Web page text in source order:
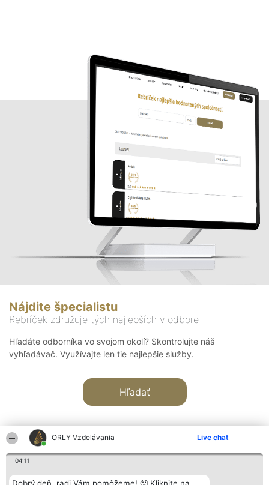
ORLY Vzdelávania Live chat
04:11
Nájdite špecialistu
Rebríček združuje tých najlepších v odbore
Hľadáte odborníka vo svojom okolí? Skontrolujte náš
vyhľadávač. Využívajte len tie najlepšie služby.
Hľadať
Organizátor hodnotenia Hodnotenie Kontakt